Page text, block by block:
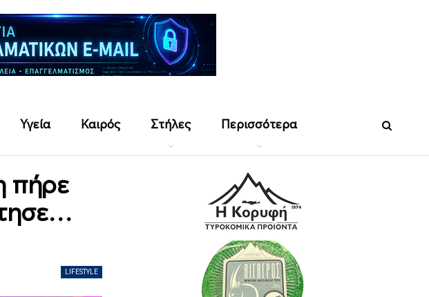
Υγεία Καιρός Στήλες Περισσότερα
πήρε
LIFESTYLE